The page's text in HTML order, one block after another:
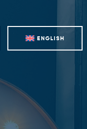
ENGLISH